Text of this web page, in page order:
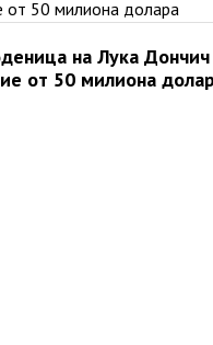
на Лука Дончич
от 50 милиона